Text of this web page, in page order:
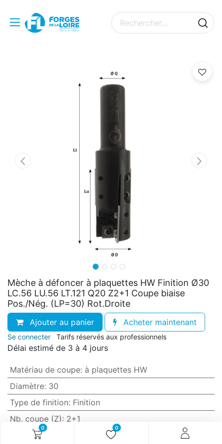
0 0
Mèche à défoncer à plaquettes HW Finition Ø30
LC.56 LU.56 LT.121 Q20 Z2+1 Coupe biaise
Pos./Nég. (LP=30) Rot.Droite
Ajouter au panier Acheter maintenant
Se connecter Tarifs réservés aux professionnels
Délai estimé de 3 à 4 jours
Matériau de coupe: à plaquettes HW
Diamètre: 30
Type de finition: Finition
Nb. coupe (Z): 2+1
Sens de la coupe
Coupe biaise Pos./Nég.